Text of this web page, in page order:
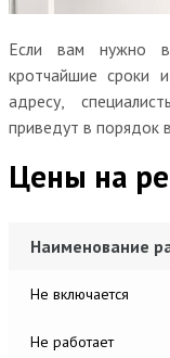
Если вам нужно
кротчайшие сроки
адресу,
приведут в порядок
Цены на
Наименование
Не включается
Не работает